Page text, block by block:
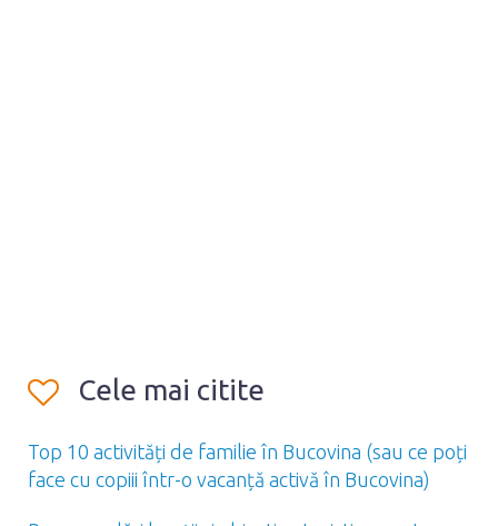
Cele mai citite
Top 10 activități de familie în Bucovina (sau ce poți
face cu copiii într-o vacanță activă în Bucovina)